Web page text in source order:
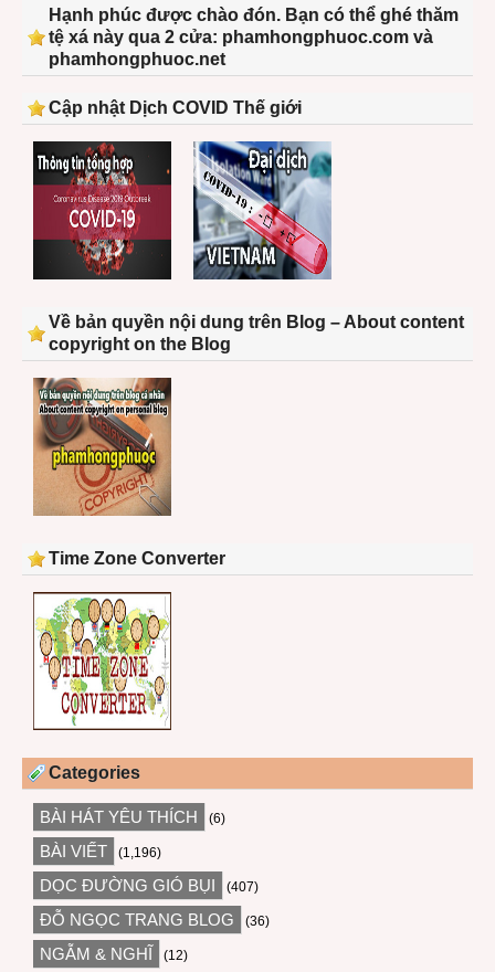
Hạnh phúc được chào đón. Bạn có thể ghé thăm
tệ xá này qua 2 cửa: phamhongphuoc.com và
phamhongphuoc.net
Cập nhật Dịch COVID Thế giới
Về bản quyền nội dung trên Blog – About content
copyright on the Blog
Time Zone Converter
Categories
BÀI HÁT YÊU THÍCH (6)
BÀI VIẾT (1,196)
DỌC ĐƯỜNG GIÓ BỤI (407)
ĐỖ NGỌC TRANG BLOG (36)
NGẪM & NGHĨ (12)